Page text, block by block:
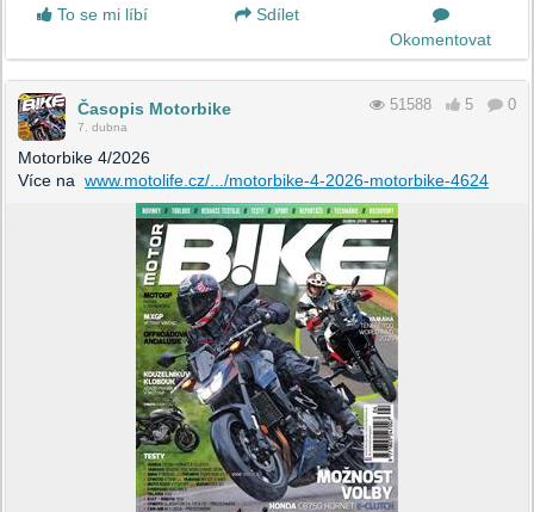
To se mi líbí
Sdílet
Okomentovat
Časopis Motorbike
7. dubna
51588 5 0
Motorbike 4/2026
Více na www.motolife.cz/.../motorbike-4-2026-motorbike-4624